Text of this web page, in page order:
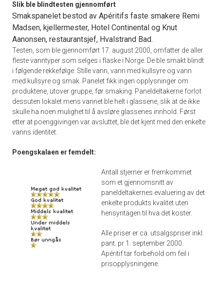
Slik ble blindtesten gjennomført
Smakspanelet bestod av Apéritifs faste smakere Remi
Madsen, kjellermester, Hotel Continental og Knut
Aanonsen, restaurantsjef, Hvalstrand Bad.
Testen, som ble gjennomført 17. august 2000, omfatter de aller
fleste vanntyper som selges i flaske i Norge. De ble smakt blindt
i følgende rekkefølge: Stille vann, vann med kullsyre og vann
med kullsyre og smak. Panelet fikk ingen opplysninger om
produktene, utover gruppe, før smaking. Paneldeltakerne forlot
dessuten lokalet mens vannet ble helt i glassene, slik at de ikke
skulle ha noen mulighet til å avsløre glassenes innhold. Først
etter at poenggivingen var avsluttet, ble det kjent med den enkelte
vanns identitet.
Poengskalaen er femdelt:
Antall stjerner er fremkommet
som et gjennomsnitt av
paneldeltakernes evaluering av det
enkelte produkts kvalitet uten
hensyntagen til hva det koster.
Alle priser er ca. utsalgspriser inkl.
pant. pr 1. september 2000.
Apéritif tar forbehold om feil i
prisopplysningene.